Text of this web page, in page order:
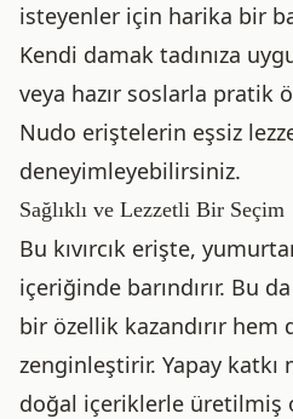
isteyenler için harika bir
Kendi damak tadınıza
veya hazır soslarla pratik
Nudo eriştelerin eşsiz
deneyimleyebilirsiniz.
Sağlıklı ve Lezzetli Bir Seçim
Bu kıvırcık erişte,
içeriğinde barındırır. Bu
bir özellik kazandırır hem
zenginleştirir. Yapay katkı
doğal içeriklerle üretilmiş